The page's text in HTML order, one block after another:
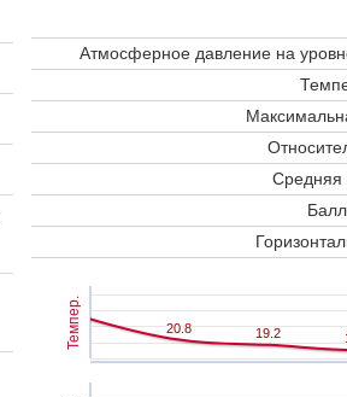
Атмосферное давление на
Средняя
Темпер. 20.8
20.8 19.2
19.2